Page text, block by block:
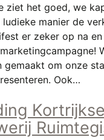
BROUWEN
BLOG
AANBOD
CONTACT
ziet het goed, we
manier de
er zeker op na
gemaakt om onze
Ook…
Kortrijkse